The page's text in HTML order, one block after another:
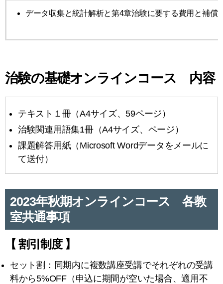
データ収集と統計解析と第4章治験に要する費用と補償
治験の基礎オンラインコース 内容
テキスト１冊（A4サイズ、59ページ）
治験関連用語集1冊（A4サイズ、ページ）
課題解答用紙（Microsoft Wordデータをメールに
て送付）
2023年秋期オンラインコース 各教
室共通事項
【 割引制度 】
セット割：同期内に複数講座受講でそれぞれの受講
料から5%OFF（申込に期間が空いた場合、適用不